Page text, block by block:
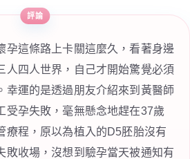
孕這條路上卡關這麼久，看著身邊
人四人世界，自己才開始驚覺必須
幸運的是透過朋友介紹來到黃醫師
受孕失敗，毫無懸念地趕在37歲
療程，原以為植入的D5胚胎沒有
敗收場，沒想到驗孕當天被通知有